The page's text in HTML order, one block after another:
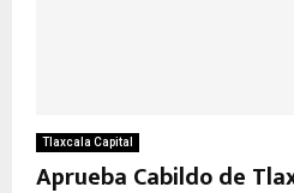
Tlaxcala Capital
Aprueba Cabildo de